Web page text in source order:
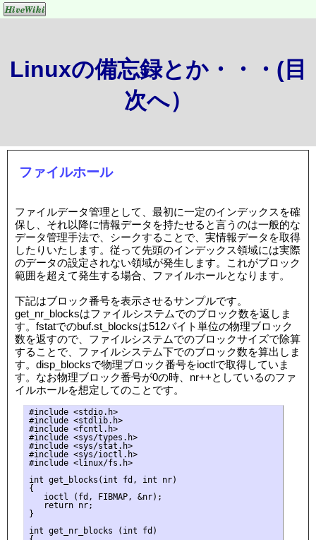
Linuxの備忘録とか・・・(目
次へ）
ファイルホール
ファイルデータ管理として、最初に一定のインデックスを確
保し、それ以降に情報データを持たせると言うのは一般的な
データ管理手法で、シークすることで、実情報データを取得
したりいたします。従って先頭のインデックス領域には実際
のデータの設定されない領域が発生します。これがブロック
範囲を超えて発生する場合、ファイルホールとなります。
下記はブロック番号を表示させるサンプルです。
get_nr_blocksはファイルシステムでのブロック数を返しま
す。fstatでのbuf.st_blocksは512バイト単位の物理ブロック
数を返すので、ファイルシステムでのブロックサイズで除算
することで、ファイルシステム下でのブロック数を算出しま
す。disp_blocksで物理ブロック番号をioctlで取得していま
す。なお物理ブロック番号が0の時、nr++としているのファ
イルホールを想定してのことです。
#include <stdio.h>
#include <stdlib.h>
#include <fcntl.h>
#include <sys/types.h>
#include <sys/stat.h>
#include <sys/ioctl.h>
#include <linux/fs.h>
int get_blocks(int fd, int nr)
{
   ioctl (fd, FIBMAP, &nr);
   return nr;
}
int get_nr_blocks (int fd)